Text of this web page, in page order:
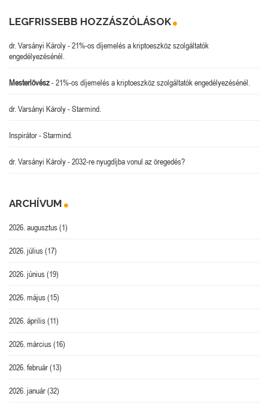
LEGFRISSEBB HOZZÁSZÓLÁSOK
dr. Varsányi Károly-21%-os díjemelés a kriptoeszköz szolgáltatók
engedélyezésénél.
Mesterlövész-21%-os díjemelés a kriptoeszköz szolgáltatók engedélyezésénél.
dr. Varsányi Károly-Starmind.
Inspirátor-Starmind.
dr. Varsányi Károly-2032-re nyugdíjba vonul az öregedés?
ARCHÍVUM
2026. augusztus(1)
2026. július(17)
2026. június(19)
2026. május(15)
2026. április(11)
2026. március(16)
2026. február(13)
2026. január(32)